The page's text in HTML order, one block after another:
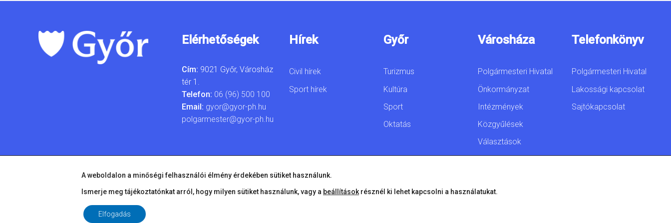
Elérhetőségek
Cím: 9021 Győr, Városház
tér 1.
Telefon: 06 (96) 500 100
Email: gyor@gyor-ph.hu
polgarmester@gyor-ph.hu
Hírek
Civil hírek
Sport hírek
Győr
Turizmus
Kultúra
Sport
Oktatás
Városháza
Polgármesteri Hivatal
Önkormányzat
Intézmények
Közgyűlések
Választások
Telefonkönyv
Polgármesteri Hivatal
Lakossági kapcsolat
Sajtókapcsolat
A weboldalon a minőségi felhasználói élmény érdekében sütiket használunk.
Ismerje meg tájékoztatónkat arról, hogy milyen sütiket használunk, vagy a beállítások résznél ki lehet kapcsolni a használatukat.
Elfogadás